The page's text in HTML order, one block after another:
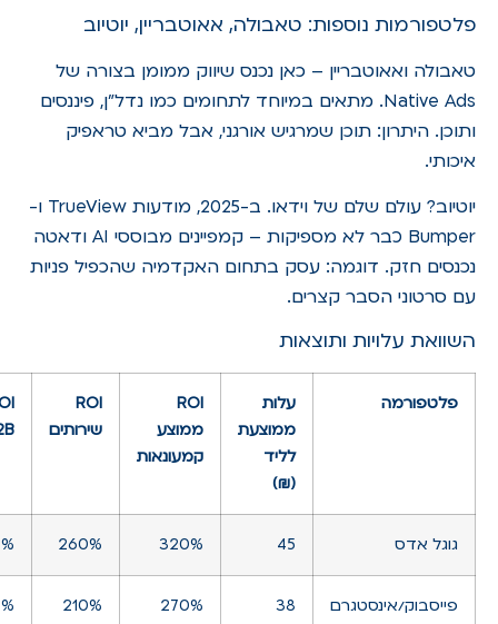
פלטפורמות נוספות: טאבולה, אאוטבריין, יוטיוב
טאבולה ואאוטבריין – כאן נכנס שיווק ממומן בצורה של
Native Ads. מתאים במיוחד לתחומים כמו נדל"ן, פיננסים
ותוכן. היתרון: תוכן שמרגיש אורגני, אבל מביא טראפיק
איכותי.
יוטיוב? עולם שלם של וידאו. ב-2025, מודעות TrueView ו-
Bumper כבר לא מספיקות – קמפיינים מבוססי AI ודאטה
נכנסים חזק. דוגמה: עסק בתחום האקדמיה שהכפיל פניות
עם סרטוני הסבר קצרים.
השוואת עלויות ותוצאות
פלטפורמה
עלות
ממוצעת
לליד
(₪)
ROI
ממוצע
קמעונאות
ROI
שירותים
גוגל אדס 45
320%
260%
פייסבוק/אינסטגרם 38
270%
210%